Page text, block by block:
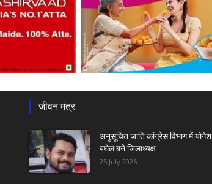
जीवन मंत्र
अनुसूचित जाति कांग्रेस विभाग में योगेश
बघेल बने जिलाध्यक्ष
25 July 2026